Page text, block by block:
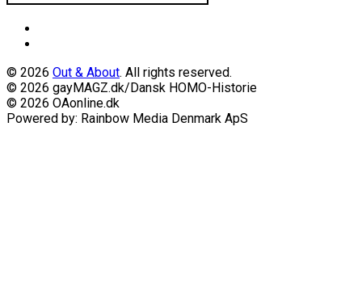
© 2026 Out & About. All rights reserved.
© 2026 gayMAGZ.dk/Dansk HOMO-Historie
© 2026 OAonline.dk
Powered by: Rainbow Media Denmark ApS